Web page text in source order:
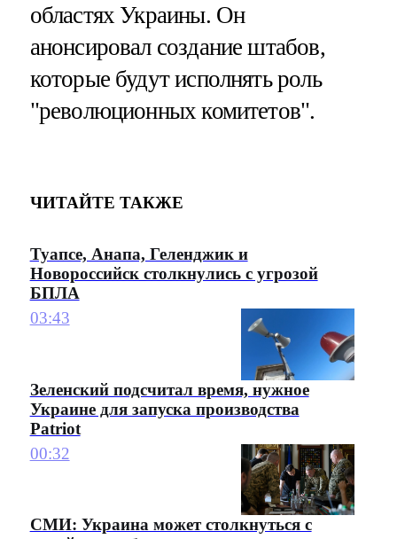
областях Украины. Он
анонсировал создание штабов,
которые будут исполнять роль
"революционных комитетов".
ЧИТАЙТЕ ТАКЖЕ
Туапсе, Анапа, Геленджик и
Новороссийск столкнулись с угрозой
БПЛА
03:43
Зеленский подсчитал время, нужное
Украине для запуска производства
Patriot
00:32
СМИ: Украина может столкнуться с